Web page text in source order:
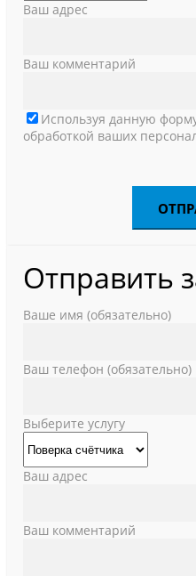
Ваш адрес
Ваш комментарий
Используя данную
обработкой ваших
Отправить
Ваше имя (обязательно)
Ваш телефон (обязательно)
Выберите услугу
Ваш адрес
Ваш комментарий